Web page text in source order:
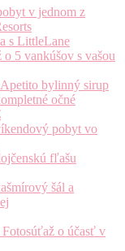
v jednom z
s LittleLane
5 vankúšov s vašou
bylinný sirup
očné
pobyt vo
fľašu
šál a
o účasť v